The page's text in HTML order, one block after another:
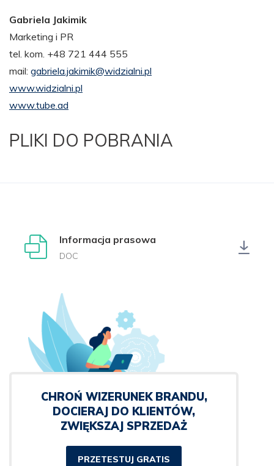
Gabriela Jakimik
Marketing i PR
tel. kom. +48 721 444 555
mail: gabriela.jakimik@widzialni.pl
www.widzialni.pl
www.tube.ad
PLIKI DO POBRANIA
Informacja prasowa
DOC
CHROŃ WIZERUNEK BRANDU,
DOCIERAJ DO KLIENTÓW,
ZWIĘKSZAJ SPRZEDAŻ
PRZETESTUJ GRATIS